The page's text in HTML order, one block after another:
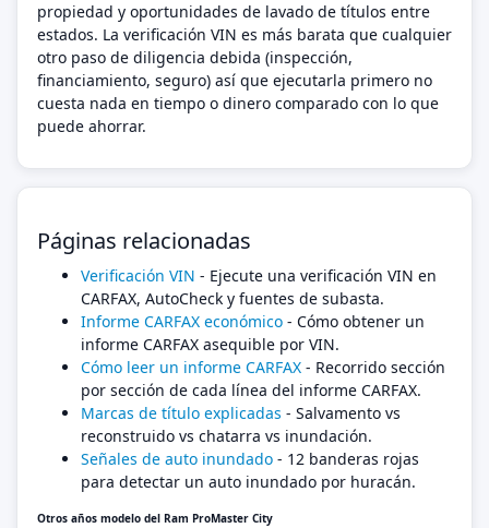
propiedad y oportunidades de lavado de títulos entre
estados. La verificación VIN es más barata que cualquier
otro paso de diligencia debida (inspección,
financiamiento, seguro) así que ejecutarla primero no
cuesta nada en tiempo o dinero comparado con lo que
puede ahorrar.
Páginas relacionadas
Verificación VIN - Ejecute una verificación VIN en
CARFAX, AutoCheck y fuentes de subasta.
Informe CARFAX económico - Cómo obtener un
informe CARFAX asequible por VIN.
Cómo leer un informe CARFAX - Recorrido sección
por sección de cada línea del informe CARFAX.
Marcas de título explicadas - Salvamento vs
reconstruido vs chatarra vs inundación.
Señales de auto inundado - 12 banderas rojas
para detectar un auto inundado por huracán.
Otros años modelo del Ram ProMaster City